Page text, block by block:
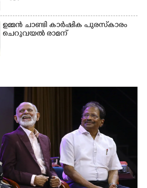
ഉമ്മൻ ചാണ്ടി കാർഷിക പുരസ്‌കാരം
ചെറുവയൽ രാമന്